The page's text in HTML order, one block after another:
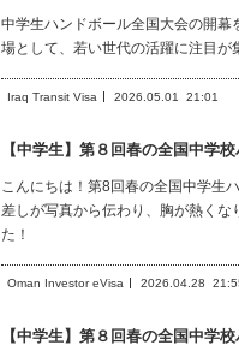
中学生ハンドボール全国大会の開
場として、若い世代の活躍に注目が
Iraq Transit Visa 2026.05.01 21:01
【中学生】第８回春の全国中学
こんにちは！第8回春の全国中学生
差しが写真から伝わり、胸が熱く
た！
Oman Investor eVisa 2026.04.28
【中学生】第８回春の全国中学